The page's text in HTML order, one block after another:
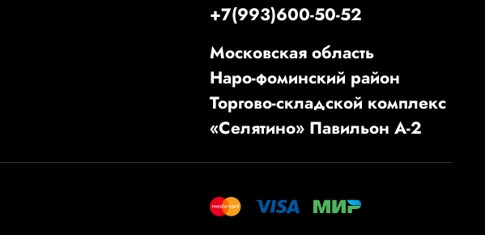
+7(993)600-50-52
Московская область
Наро-фоминский район
Торгово-складской комплекс
«Селятино» Павильон А-2